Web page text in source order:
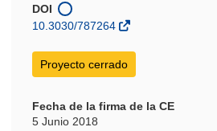
una
nueva
DOI
10.3030/787264
Proyecto cerrado
Fecha de la firma de la CE
5 Junio 2018